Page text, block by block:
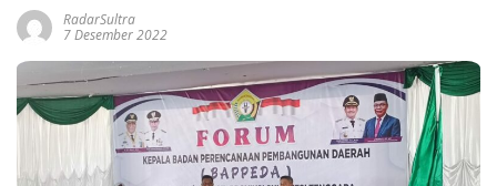
RadarSultra
7 Desember 2022